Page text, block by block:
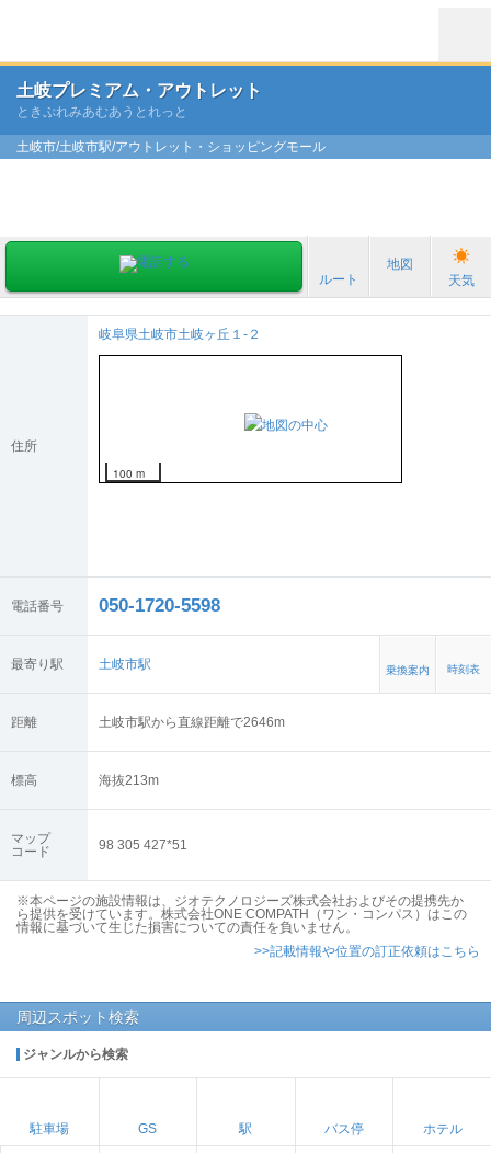
土岐プレミアム・アウトレット
ときぷれみあむあうとれっと
土岐市/土岐市駅/アウトレット・ショッピングモール
ルート
地図
天気
住所
岐阜県土岐市土岐ヶ丘１-２
100 m
電話番号 050-1720-5598
最寄り駅 土岐市駅 乗換案内 時刻表
距離 土岐市駅から直線距離で2646m
標高 海抜213m
マップ
コード
98 305 427*51
※本ページの施設情報は、ジオテクノロジーズ株式会社およびその提携先か
ら提供を受けています。株式会社ONE COMPATH（ワン・コンパス）はこの
情報に基づいて生じた損害についての責任を負いません。
>>記載情報や位置の訂正依頼はこちら
周辺スポット検索
ジャンルから検索
駐車場 GS 駅 バス停 ホテル